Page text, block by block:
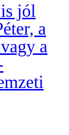
jól
a
a